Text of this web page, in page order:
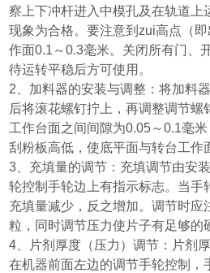
察上下冲杆进入中模孔及在轨道上
现象为合格。要注意到zui高点 （
作面0.1 ～0.3毫米。关闭所有门、
待运转平稳后方可使用。
2 、加料器的安装与调整：将加料
后将滚花螺钉拧上，再调整调节螺
工作台面之间间隙为0.05～0.1毫
刮粉板高低，使底平面与转台工作
3 、充填量的调节：充填调节由安
轮控制手轮边上有指示标志。当手
充填量减少，反之增加。调节时应
粒，同时调节压力使片子有足够的
4 、片剂厚度 （压力 ）调节：片剂
在机器前面左边的调节手轮控制，